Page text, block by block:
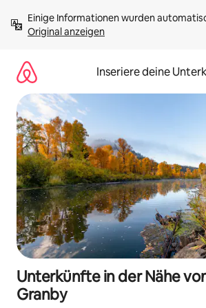
Inhalten
springenOriginal anzeigen
Inseriere deine
Unterkünfte in der Nähe
Granby